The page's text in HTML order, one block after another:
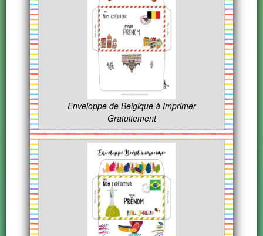
Enveloppe de Belgique à Imprimer
Gratuitement